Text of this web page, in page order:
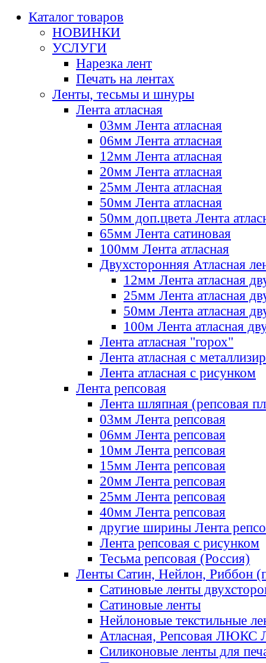
Каталог товаров
НОВИНКИ
УСЛУГИ
Нарезка лент
Печать на лентах
Ленты, тесьмы и шнуры
Лента атласная
03мм Лента атласная
06мм Лента атласная
12мм Лента атласная
20мм Лента атласная
25мм Лента атласная
50мм Лента атласная
50мм доп.цвета Лента
65мм Лента сатиновая
100мм Лента атласная
Двухсторонняя Атласная
12мм Лента атласная
25мм Лента атласная
50мм Лента атласная
100м Лента атласная
Лента атласная "горох"
Лента атласная с
Лента атласная с рисунком
Лента репсовая
Лента шляпная (репсовая
03мм Лента репсовая
06мм Лента репсовая
10мм Лента репсовая
15мм Лента репсовая
20мм Лента репсовая
25мм Лента репсовая
40мм Лента репсовая
другие ширины Лента
Лента репсовая с рисунком
Тесьма репсовая (Россия)
Ленты Сатин, Нейлон, Риббон
Сатиновые ленты
Сатиновые ленты
Нейлоновые текстильные
Атласная, Репсовая ЛЮКС
Силиконовые ленты для